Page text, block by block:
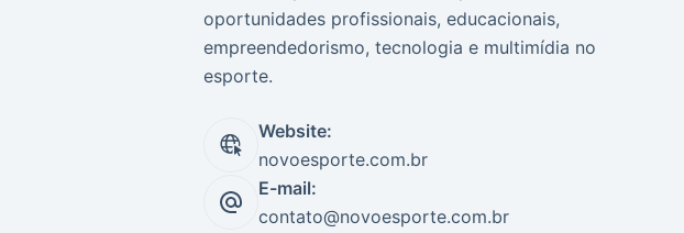
oportunidades profissionais, educacionais,
empreendedorismo, tecnologia e multimídia no
esporte.
Website:
novoesporte.com.br
E-mail:
contato@novoesporte.com.br